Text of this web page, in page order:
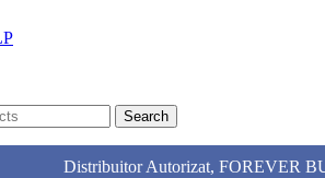
Distribuitor Autorizat, FOREVER